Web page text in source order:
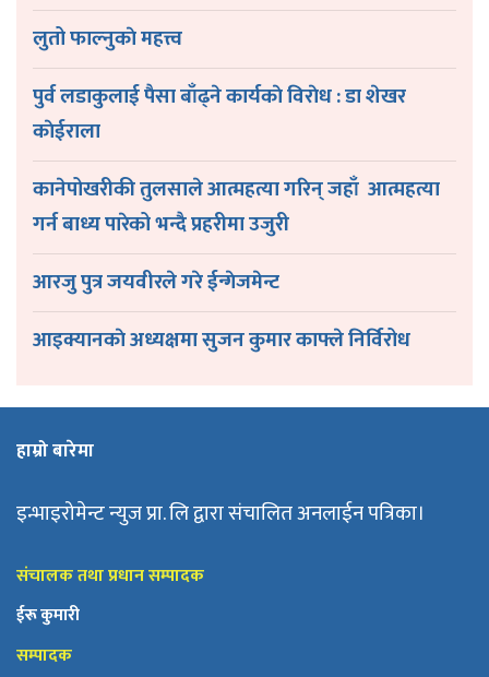
लुतो फाल्नुकाे महत्त्व
पुर्व लडाकुलाई पैसा बाँढ्ने कार्यकाे विराेध : डा शेखर
काेईराला
कानेपोखरीकी तुलसाले आत्महत्या गरिन् जहाँ आत्महत्या
गर्न बाध्य पारेको भन्दै प्रहरीमा उजुरी
आरजु पुत्र जयवीरले गरे ईन्गेजमेन्ट
आइक्यानकाे अध्यक्षमा सुजन कुमार काफ्ले निर्विरोध
हाम्रो बारेमा
इन्भाइरोमेन्ट न्युज प्रा. लि द्वारा संचालित अनलाईन पत्रिका।
संचालक तथा प्रधान सम्पादक
ईरू कुमारी
सम्पादक